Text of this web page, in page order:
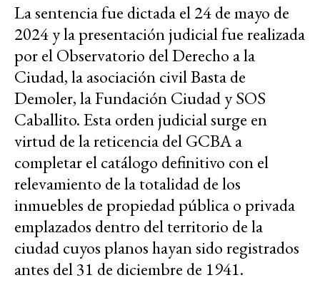
La sentencia fue dictada el 24 de mayo de
2024 y la presentación judicial fue realizada
por el Observatorio del Derecho a la
Ciudad, la asociación civil Basta de
Demoler, la Fundación Ciudad y SOS
Caballito. Esta orden judicial surge en
virtud de la reticencia del GCBA a
completar el catálogo definitivo con el
relevamiento de la totalidad de los
inmuebles de propiedad pública o privada
emplazados dentro del territorio de la
ciudad cuyos planos hayan sido registrados
antes del 31 de diciembre de 1941.